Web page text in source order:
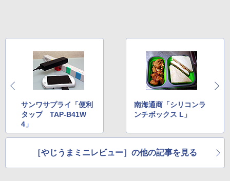
サンワサプライ「便利
タップ TAP-B41W
4」
南海通商「シリコンラ
ンチボックス L」
［やじうまミニレビュー］の他の記事を見る